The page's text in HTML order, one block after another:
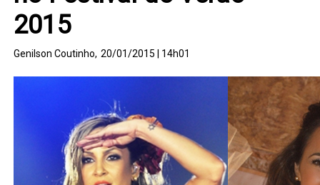
2015
Genilson Coutinho, 20/01/2015 | 14h01